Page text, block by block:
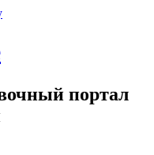
портал